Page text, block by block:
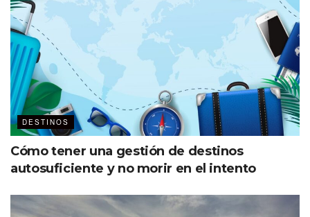
DESTINOS
Cómo tener una gestión de destinos
autosuficiente y no morir en el intento